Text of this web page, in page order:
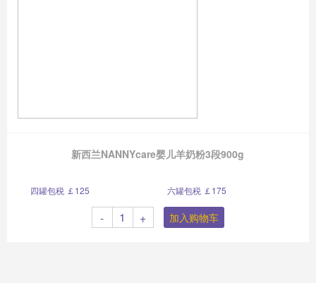
新西兰NANNYcare婴儿羊奶粉3段900g
四罐包税 ￡125 六罐包税 ￡175
- + 加入购物车